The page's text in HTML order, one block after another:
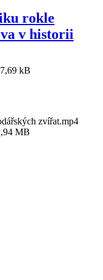
rokle
v historii
kB
zvířat.mp4
MB